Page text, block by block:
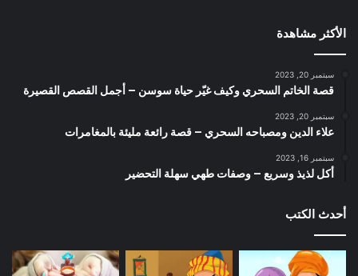
الأكثر مشاهدة
سبتمبر 20, 2023
قصة الخاتم السحري وكيف غيّر حياة سوسن – أجمل القصص القصيرة
سبتمبر 20, 2023
علاء الدين ومصباحه السحري – قصة رائعة مليئة بالمغامرات
سبتمبر 16, 2023
أكل لذيذ وسريع – وصفات طهي سهلة التحضير
أحدث الكتب